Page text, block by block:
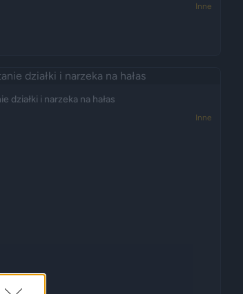
Inne
działki i narzeka na hałas
Inne